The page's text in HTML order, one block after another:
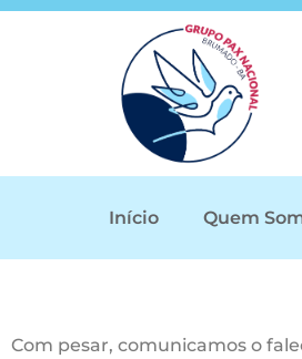
Início Quem
Com pesar, comunicamos o